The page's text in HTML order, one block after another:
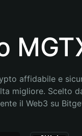
affidabile e
migliore. Scelto
il Web3 su